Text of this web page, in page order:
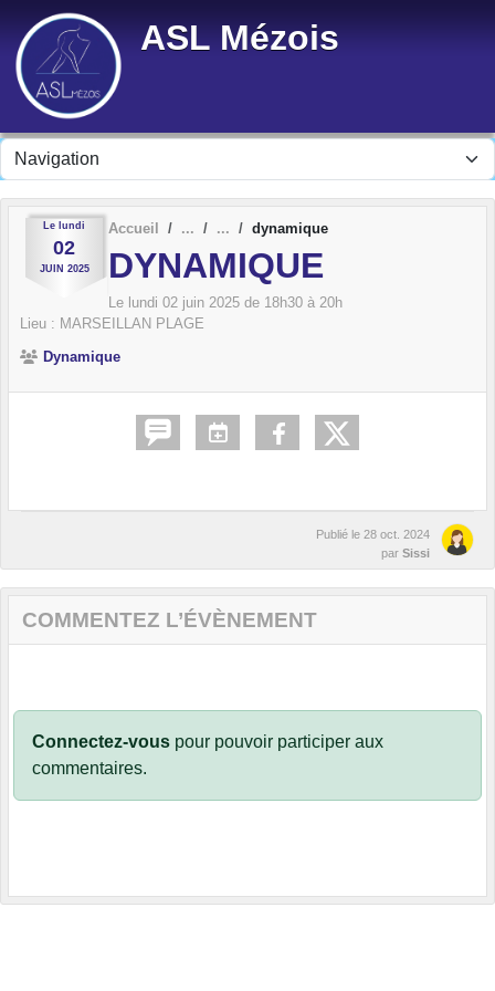
ASL Mézois
Le lundi
02
JUIN 2025
Accueil dynamique
DYNAMIQUE
Le lundi 02 juin 2025 de 18h30 à 20h
Lieu : MARSEILLAN PLAGE
Dynamique
Publié le 28 oct. 2024
par Sissi
COMMENTEZ L’ÉVÈNEMENT
Connectez-vous pour pouvoir participer aux
commentaires.
Panneau de gestion des cookies